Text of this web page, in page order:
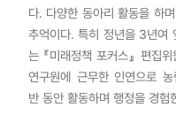
다. 다양한 동아리 활동을 하
추억이다. 특히 정년을 3년여
는 『미래정책 포커스』 편집
연구원에 근무한 인연으로
반 동안 활동하며 행정을 경